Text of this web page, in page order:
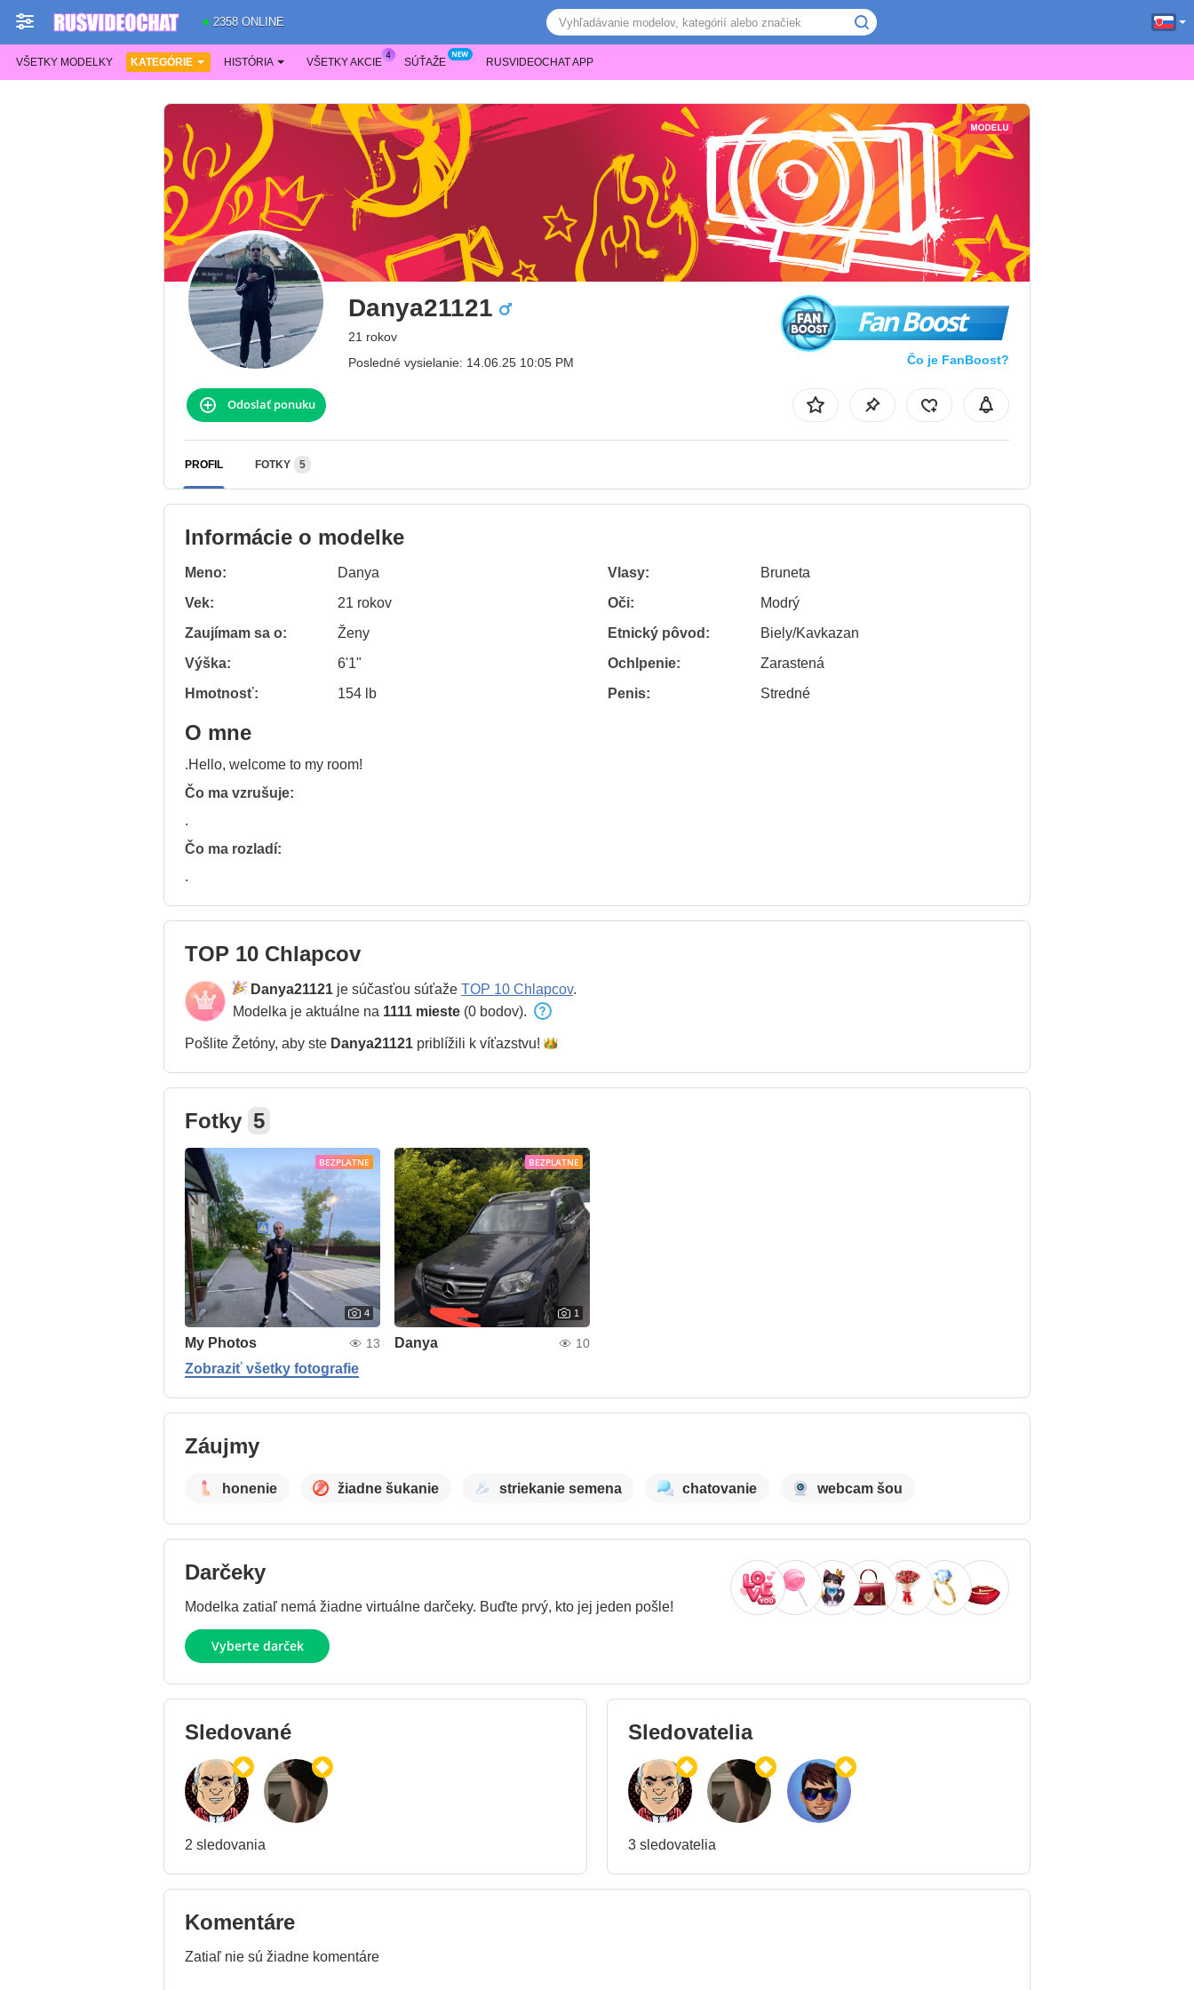
2358 ONLINE
VŠETKY MODELKY KATEGÓRIE HISTÓRIA VŠETKY AKCIE SÚŤAŽE RUSVIDEOCHAT APP
Danya21121
21 rokov
Posledné vysielanie: 14.06.25 10:05 PM
Fan Boost
Čo je FanBoost?
Odoslať ponuku
PROFIL FOTKY 5
Informácie o modelke
Meno:
Danya
Vek:
21 rokov
Zaujímam sa o:
Ženy
Výška:
6'1"
Hmotnosť:
154 lb
Vlasy:
Bruneta
Oči:
Modrý
Etnický pôvod:
Biely/Kavkazan
Ochlpenie:
Zarastená
Penis:
Stredné
O mne
.Hello, welcome to my room!
Čo ma vzrušuje:
.
Čo ma rozladí:
.
TOP 10 Chlapcov
Danya21121 je súčasťou súťaže TOP 10 Chlapcov.
Modelka je aktuálne na 1111 mieste (0 bodov).
Pošlite Žetóny, aby ste Danya21121 priblížili k víťazstvu!
Fotky 5
BEZPLATNE
4
My Photos 13
BEZPLATNE
1
Danya 10
Zobraziť všetky fotografie
Záujmy
honenie žiadne šukanie striekanie semena chatovanie webcam šou
Darčeky
Modelka zatiaľ nemá žiadne virtuálne darčeky. Buďte prvý, kto jej jeden pošle!
Vyberte darček
Sledované
2 sledovania
Sledovatelia
3 sledovatelia
Komentáre
Zatiaľ nie sú žiadne komentáre